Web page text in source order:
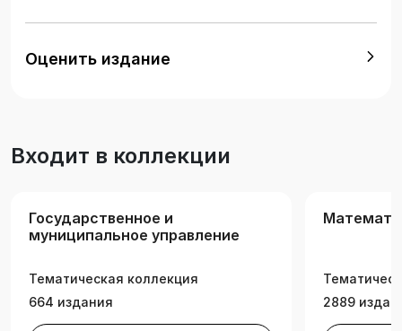
государственными структурами. С помощью
данного учебного пособия возможно изучение
основных принципов современных подходов к
численного исследования математических
исследуемых систем, их анализ и оптимизация.
Оценить издание
Входит в коллекции
Государственное и
муниципальное управление
Тематическая коллекция
664 издания
2889